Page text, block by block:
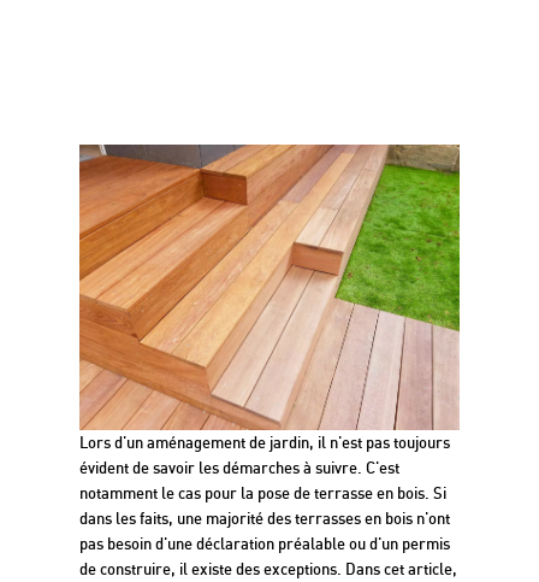
Lors d'un aménagement de jardin, il n'est pas toujours
évident de savoir les démarches à suivre. C'est
notamment le cas pour la pose de terrasse en bois. Si
dans les faits, une majorité des terrasses en bois n'ont
pas besoin d'une déclaration préalable ou d'un permis
de construire, il existe des exceptions. Dans cet article,